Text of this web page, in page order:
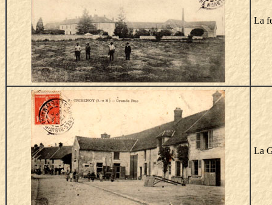
La
La